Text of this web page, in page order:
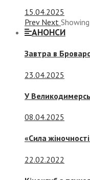
15.04.2025
Prev Next Showing
АНОНСИ
Завтра в
23.04.2025
У
08.04.2025
«Сила
22.02.2022